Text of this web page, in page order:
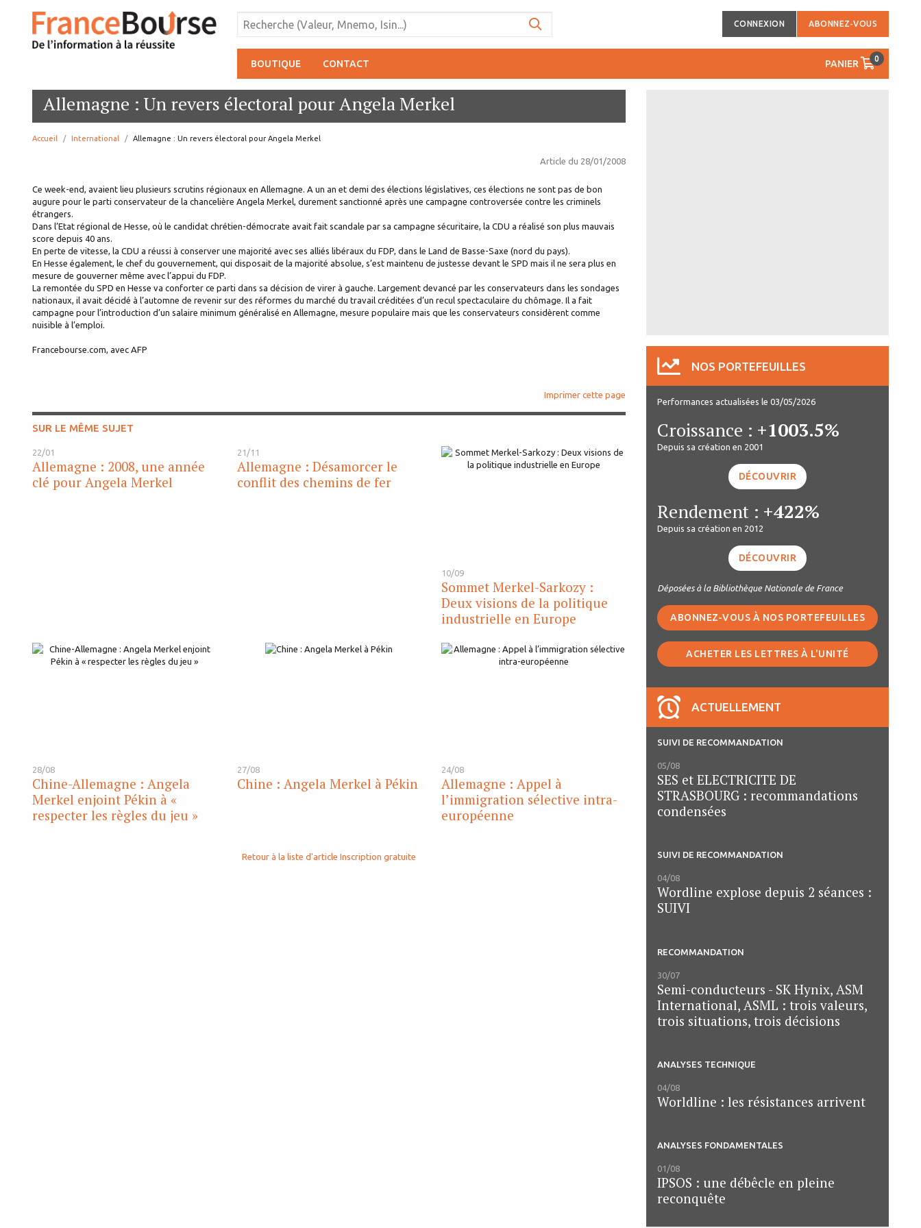
CONNEXION ABONNEZ-VOUS
BOUTIQUE CONTACT PANIER 0
Allemagne : Un revers électoral pour Angela Merkel
Accueil International page:
Allemagne : Un revers électoral pour Angela Merkel
Article du 28/01/2008
Ce week-end, avaient lieu plusieurs scrutins régionaux en Allemagne. A un an et demi des élections législatives, ces élections ne sont pas de bon
augure pour le parti conservateur de la chancelière Angela Merkel, durement sanctionné après une campagne controversée contre les criminels
étrangers.
Dans l’Etat régional de Hesse, où le candidat chrétien-démocrate avait fait scandale par sa campagne sécuritaire, la CDU a réalisé son plus mauvais
score depuis 40 ans.
En perte de vitesse, la CDU a réussi à conserver une majorité avec ses alliés libéraux du FDP, dans le Land de Basse-Saxe (nord du pays).
En Hesse également, le chef du gouvernement, qui disposait de la majorité absolue, s’est maintenu de justesse devant le SPD mais il ne sera plus en
mesure de gouverner même avec l’appui du FDP.
La remontée du SPD en Hesse va conforter ce parti dans sa décision de virer à gauche. Largement devancé par les conservateurs dans les sondages
nationaux, il avait décidé à l’automne de revenir sur des réformes du marché du travail créditées d’un recul spectaculaire du chômage. Il a fait
campagne pour l’introduction d’un salaire minimum généralisé en Allemagne, mesure populaire mais que les conservateurs considèrent comme
nuisible à l’emploi.
Francebourse.com, avec AFP
Imprimer cette page
SUR LE MÊME SUJET
22/01
Allemagne : 2008, une année
clé pour Angela Merkel
21/11
Allemagne : Désamorcer le
conflit des chemins de fer
10/09
Sommet Merkel-Sarkozy :
Deux visions de la politique
industrielle en Europe
28/08
Chine-Allemagne : Angela
Merkel enjoint Pékin à «
respecter les règles du jeu »
27/08
Chine : Angela Merkel à Pékin
24/08
Allemagne : Appel à
l’immigration sélective intra-
européenne
Retour à la liste d'article Inscription gratuite
NOS PORTEFEUILLES
Performances actualisées le 03/05/2026
Croissance : +1003.5%
Depuis sa création en 2001
DÉCOUVRIR
Rendement : +422%
Depuis sa création en 2012
DÉCOUVRIR
Déposées à la Bibliothèque Nationale de France
ABONNEZ-VOUS À NOS PORTEFEUILLES
ACHETER LES LETTRES À L'UNITÉ
ACTUELLEMENT
SUIVI DE RECOMMANDATION
05/08
SES et ELECTRICITE DE
STRASBOURG : recommandations
condensées
SUIVI DE RECOMMANDATION
04/08
Wordline explose depuis 2 séances :
SUIVI
RECOMMANDATION
30/07
Semi-conducteurs - SK Hynix, ASM
International, ASML : trois valeurs,
trois situations, trois décisions
ANALYSES TECHNIQUE
04/08
Worldline : les résistances arrivent
ANALYSES FONDAMENTALES
01/08
IPSOS : une débêcle en pleine
reconquête